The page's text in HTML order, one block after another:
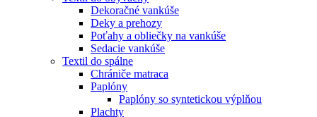
Dekoračné vankúše
Deky a prehozy
Poťahy a obliečky na vankúše
Sedacie vankúše
Textil do spálne
Chrániče matraca
Paplóny
Paplóny so syntetickou výplňou
Plachty